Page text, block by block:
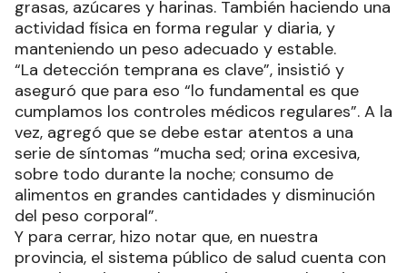
grasas, azúcares y harinas. También haciendo una
actividad física en forma regular y diaria, y
manteniendo un peso adecuado y estable.
“La detección temprana es clave”, insistió y
aseguró que para eso “lo fundamental es que
cumplamos los controles médicos regulares”. A la
vez, agregó que se debe estar atentos a una
serie de síntomas “mucha sed; orina excesiva,
sobre todo durante la noche; consumo de
alimentos en grandes cantidades y disminución
del peso corporal”.
Y para cerrar, hizo notar que, en nuestra
provincia, el sistema público de salud cuenta con